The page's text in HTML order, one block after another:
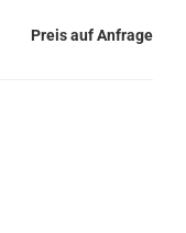
Preis auf Anfrage